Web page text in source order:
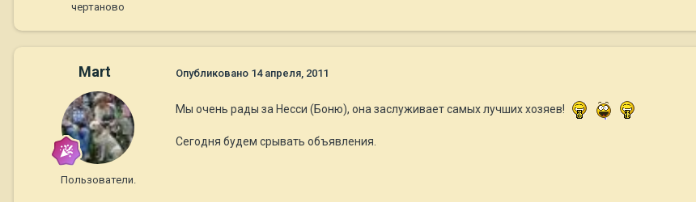
чертаново
Mart
Пользователи.
Опубликовано 14 апреля, 2011
Мы очень рады за Несси (Боню), она заслуживает самых лучших хозяев!
Сегодня будем срывать объявления.